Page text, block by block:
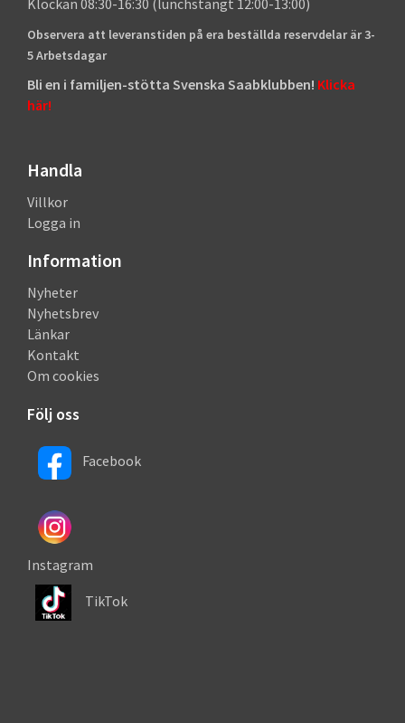
Observera att leveranstiden på era beställda reservdelar är 3-
5 Arbetsdagar
Bli en i familjen-stötta Svenska Saabklubben! Klicka
här!
Handla
Villkor
Logga in
Information
Nyheter
Nyhetsbrev
Länkar
Kontakt
Om cookies
Följ oss
Facebook
Instagram
TikTok